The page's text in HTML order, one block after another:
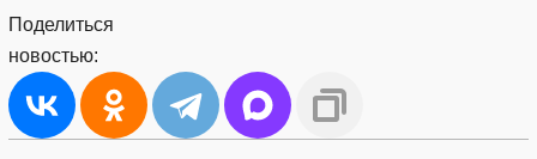
Поделиться
новостью: